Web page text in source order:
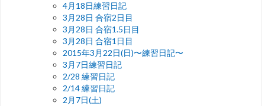
4月18日練習日記
3月28日 合宿2日目
3月28日 合宿1.5日目
3月28日 合宿1日目
2015年3月22日(日)〜練習日記〜
3月7日練習日記
2/28 練習日記
2/14 練習日記
2月7日(土)